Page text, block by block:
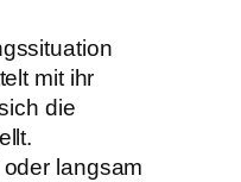
mit ihr
die
langsam